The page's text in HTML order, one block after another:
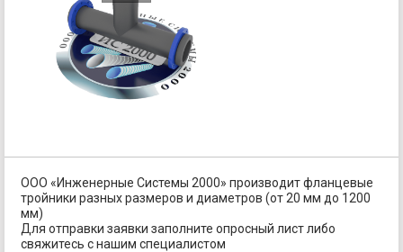
ООО «Инженерные Системы 2000» производит фланцевые
тройники разных размеров и диаметров (от 20 мм до 1200
мм)
Для отправки заявки заполните опросный лист либо
свяжитесь с нашим специалистом